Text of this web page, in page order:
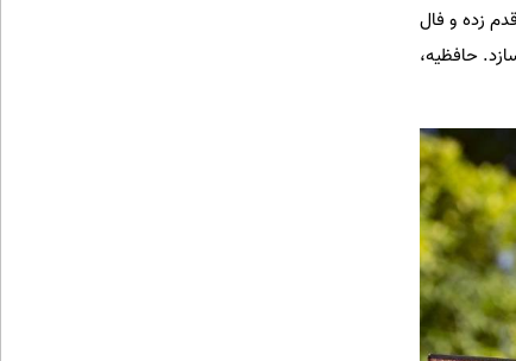
زده و فال
حافظیه،